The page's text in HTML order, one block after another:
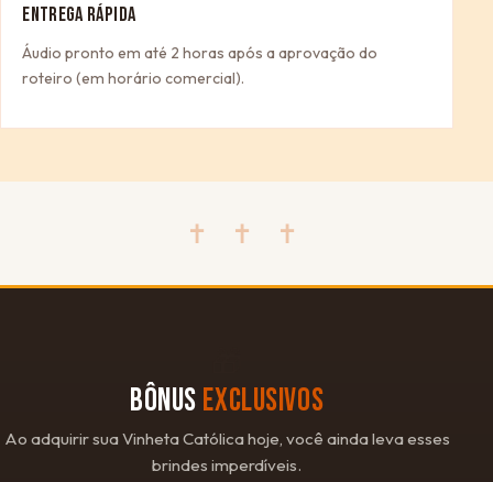
ENTREGA RÁPIDA
Áudio pronto em até 2 horas após a aprovação do
roteiro (em horário comercial).
✝ ✝ ✝
BÔNUS EXCLUSIVOS
Ao adquirir sua Vinheta Católica hoje, você ainda leva esses
brindes imperdíveis.